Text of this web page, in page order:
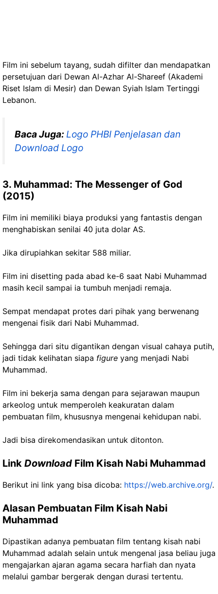
Film ini sebelum tayang, sudah difilter dan mendapatkan
persetujuan dari Dewan Al-Azhar Al-Shareef (Akademi
Riset Islam di Mesir) dan Dewan Syiah Islam Tertinggi
Lebanon.
Baca Juga: Logo PHBI Penjelasan dan
Download Logo
3. Muhammad: The Messenger of God
(2015)
Film ini memiliki biaya produksi yang fantastis dengan
menghabiskan senilai 40 juta dolar AS.
Jika dirupiahkan sekitar 588 miliar.
Film ini disetting pada abad ke-6 saat Nabi Muhammad
masih kecil sampai ia tumbuh menjadi remaja.
Sempat mendapat protes dari pihak yang berwenang
mengenai fisik dari Nabi Muhammad.
Sehingga dari situ digantikan dengan visual cahaya putih,
jadi tidak kelihatan siapa figure yang menjadi Nabi
Muhammad.
Film ini bekerja sama dengan para sejarawan maupun
arkeolog untuk memperoleh keakuratan dalam
pembuatan film, khususnya mengenai kehidupan nabi.
Jadi bisa direkomendasikan untuk ditonton.
Link Download Film Kisah Nabi Muhammad
Berikut ini link yang bisa dicoba: https://web.archive.org/.
Alasan Pembuatan Film Kisah Nabi
Muhammad
Dipastikan adanya pembuatan film tentang kisah nabi
Muhammad adalah selain untuk mengenal jasa beliau juga
mengajarkan ajaran agama secara harfiah dan nyata
melalui gambar bergerak dengan durasi tertentu.